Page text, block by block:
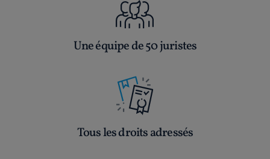
Une équipe de 50 juristes
Tous les droits adressés